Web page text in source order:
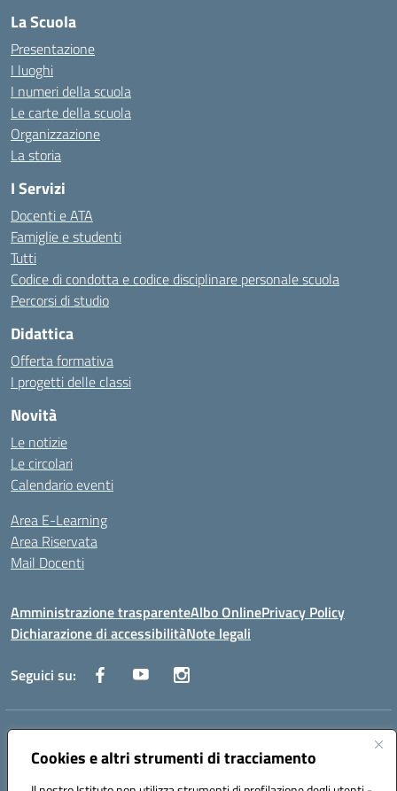
Cookies e altri strumenti di tracciamento
La Scuola
Presentazione
I luoghi
I numeri della scuola
Le carte della scuola
Organizzazione
La storia
I Servizi
Docenti e ATA
Famiglie e studenti
Tutti
Codice di condotta e codice disciplinare personale scuola
Percorsi di studio
Didattica
Offerta formativa
I progetti delle classi
Novità
Le notizie
Le circolari
Calendario eventi
Area E-Learning
Area Riservata
Mail Docenti
Amministrazione trasparenteAlbo OnlinePrivacy Policy
Dichiarazione di accessibilitàNote legali
Seguici su:
Indirizzo:
Centralino:0885 417864 Email:fgpc180008@istruzione.it